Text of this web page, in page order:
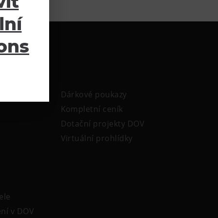
v DOV
Dárkové poukazy
Kompletní ceník
Dotační projekty DOV
Virtuální prohlídky